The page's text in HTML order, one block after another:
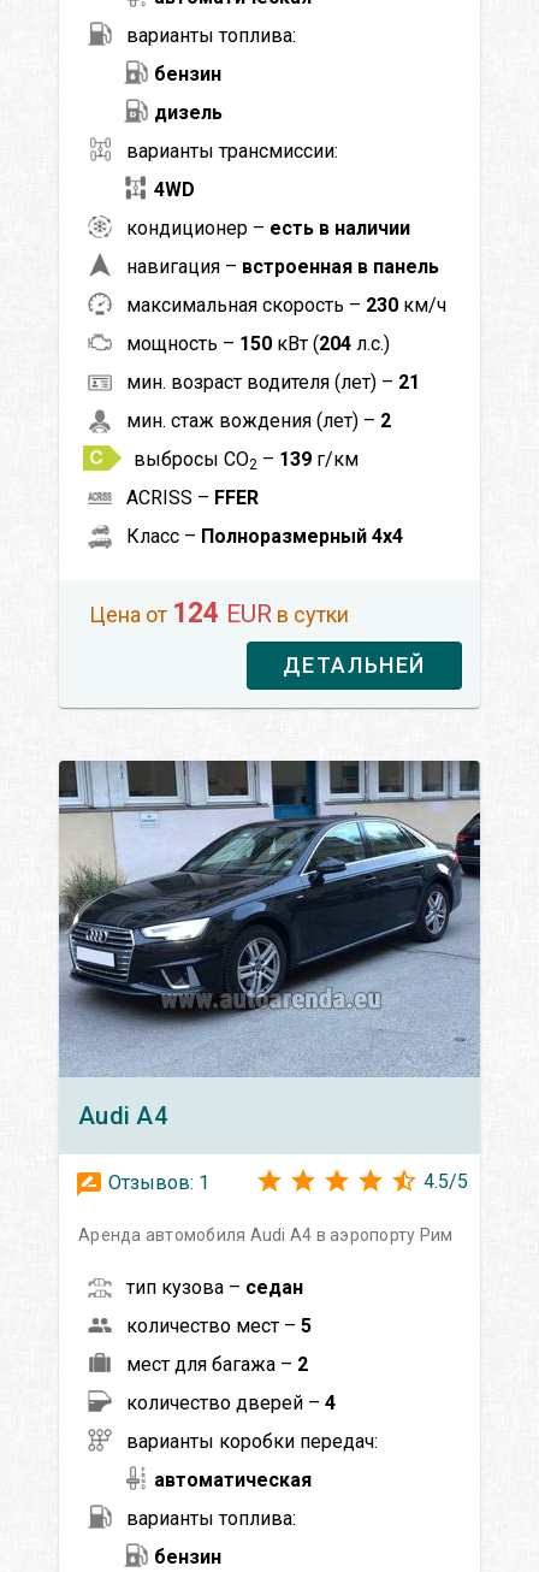
варианты топлива:
бензин
дизель
варианты трансмиссии:
4WD
кондиционер – есть в наличии
навигация – встроенная в панель
максимальная скорость – 230 км/ч
мощность – 150 кВт (204 л.с.)
мин. возраст водителя (лет) – 21
мин. стаж вождения (лет) – 2
выбросы CO2 – 139 г/км
ACRISS – FFER
Класс – Полноразмерный 4x4
Цена от 124 EUR в сутки
ДЕТАЛЬНЕЙ
Audi A4
Отзывов: 1 4.5/5
Аренда автомобиля Audi A4 в аэропорту Рим
тип кузова – седан
количество мест – 5
мест для багажа – 2
количество дверей – 4
варианты коробки передач:
автоматическая
варианты топлива:
бензин